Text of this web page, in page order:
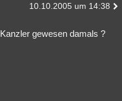
10.10.2005 um 14:38
gewesen damals ?